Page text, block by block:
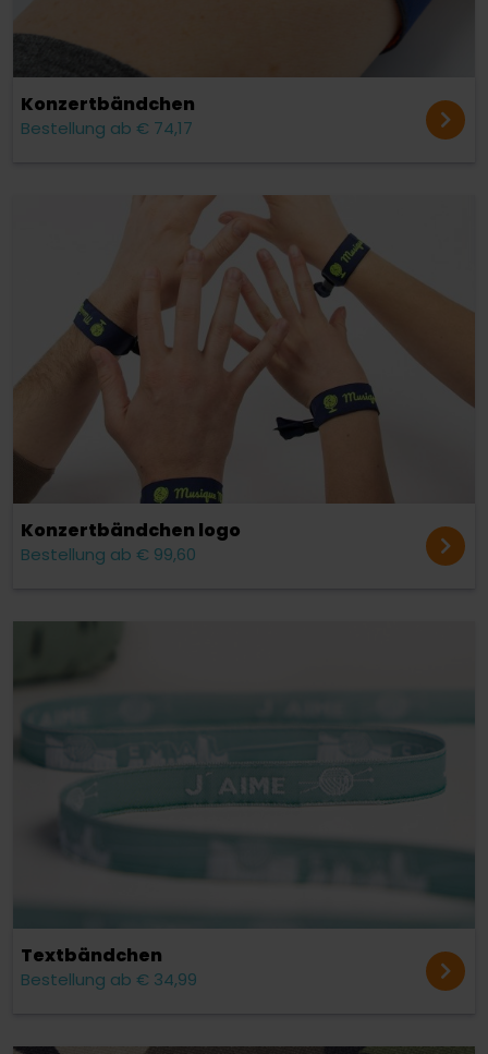
Konzert­bändchen
Bestellung ab € 74,17
Konzert­bändchen logo
Bestellung ab € 99,60
Text­bändchen
Bestellung ab € 34,99